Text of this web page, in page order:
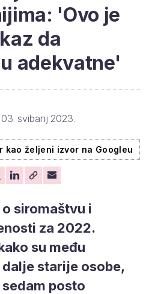
'Ovo je
da
adekvatne'
03. svibanj 2023.
kao željeni izvor na Googleu
siromaštvu i
za 2022.
su među
starije osobe,
posto